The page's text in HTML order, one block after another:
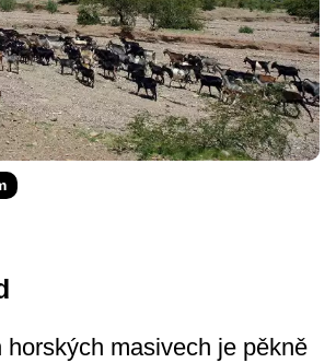
horských masivech je pěkně